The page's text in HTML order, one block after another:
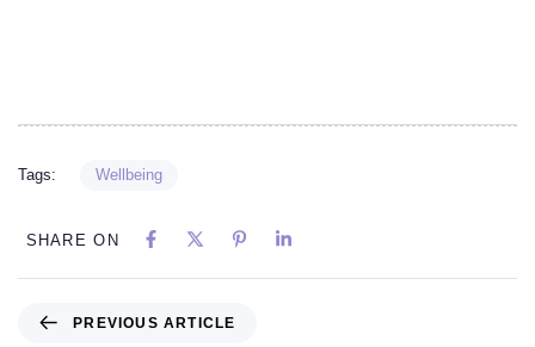
Tags: Wellbeing
SHARE ON
PREVIOUS ARTICLE